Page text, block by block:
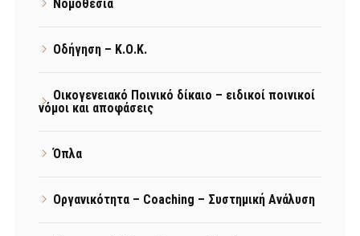
Νομοθεσία
Οδήγηση – Κ.Ο.Κ.
Οικογενειακό Ποινικό δίκαιο – ειδικοί ποινικοί
νόμοι και αποφάσεις
Όπλα
Οργανικότητα – Coaching – Συστημική Ανάλυση